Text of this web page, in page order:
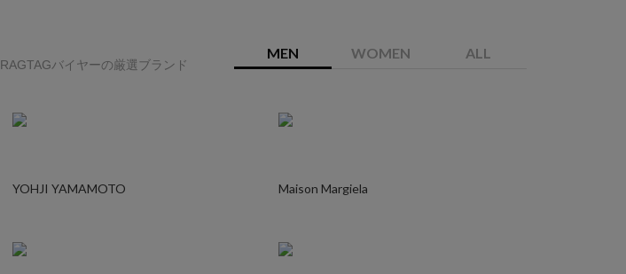
RAGTAGバイヤーの厳選ブランド
MEN WOMEN ALL
YOHJI YAMAMOTO Maison Margiela